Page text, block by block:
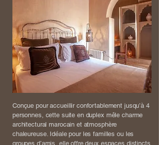
Conçue pour accueillir confortablement jusqu’à 4
personnes, cette suite en duplex mêle charme
architectural marocain et atmosphère
chaleureuse. Idéale pour les familles ou les
groupes d’amis, elle offre deux espaces distincts